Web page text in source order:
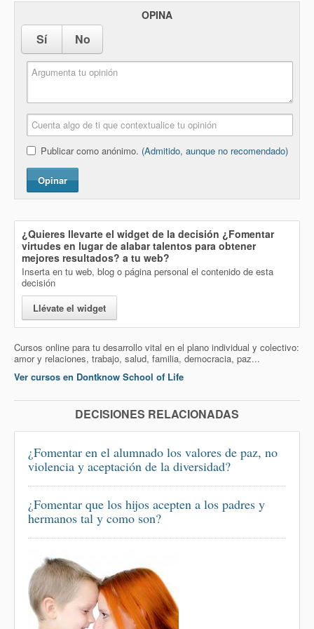
OPINA
Sí No
Publicar como anónimo. (Admitido, aunque no recomendado)
Opinar
¿Quieres llevarte el widget de la decisión ¿Fomentar
virtudes en lugar de alabar talentos para obtener
mejores resultados? a tu web?
Inserta en tu web, blog o página personal el contenido de esta
decisión
Llévate el widget
Cursos online para tu desarrollo vital en el plano individual y colectivo:
amor y relaciones, trabajo, salud, familia, democracia, paz...
Ver cursos en Dontknow School of Life
DECISIONES RELACIONADAS
¿Fomentar en el alumnado los valores de paz, no
violencia y aceptación de la diversidad?
¿Fomentar que los hijos acepten a los padres y
hermanos tal y como son?